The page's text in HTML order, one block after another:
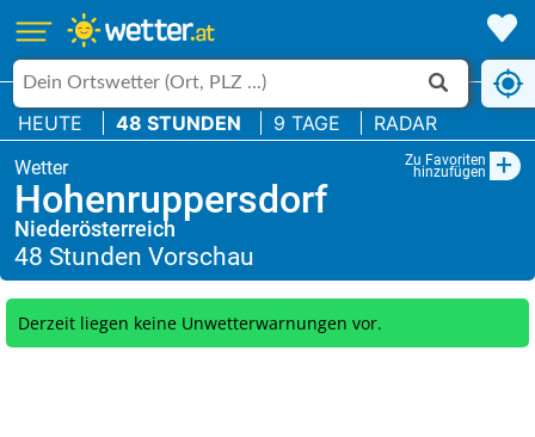
HEUTE 48 STUNDEN 9 TAGE RADAR
Zu Favoriten
hinzufügen +
Hohenruppersdorf
Niederösterreich
Derzeit liegen keine Unwetterwarnungen vor.